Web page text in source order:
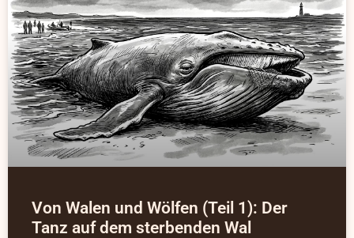
Von Walen und Wölfen (Teil 1): Der
Tanz auf dem sterbenden Wal